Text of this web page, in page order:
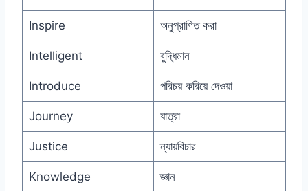
Inspire অনুপ্রাণিত করা
Intelligent বুদ্ধিমান
Introduce পরিচয় করিয়ে দেওয়া
Journey যাত্রা
Justice ন্যায়বিচার
Knowledge জ্ঞান